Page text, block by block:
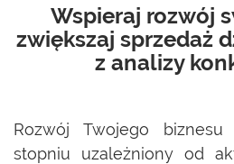
Wspieraj rozwój
zwiększaj sprzedaż
z analizy
Rozwój Twojego
stopniu uzależniony od